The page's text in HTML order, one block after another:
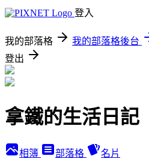
登入
我的部落格 我的部落格後台
登出
拿鐵的生活日記
相簿 部落格 名片